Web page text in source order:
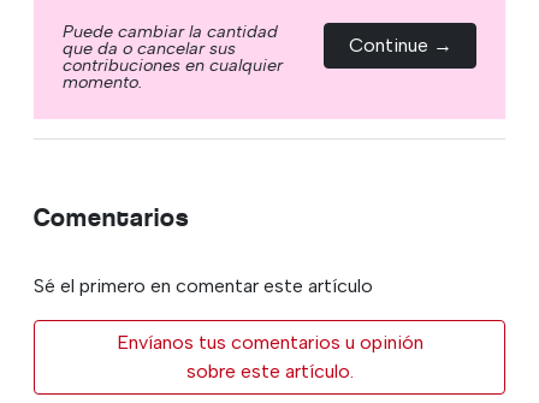
Puede cambiar la cantidad
que da o cancelar sus
contribuciones en cualquier
momento.
Continue →
Comentarios
Sé el primero en comentar este artículo
Envíanos tus comentarios u opinión
sobre este artículo.